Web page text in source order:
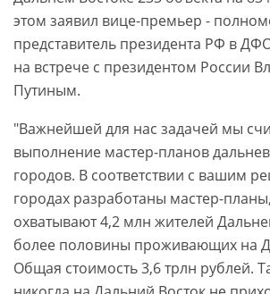
этом заявил вице-премьер -
представитель президента РФ в
на встрече с президентом России
Путиным.
"Важнейшей для нас задачей мы
выполнение мастер-планов
городов. В соответствии с вашим
городах разработаны мастер-
охватывают 4,2 млн жителей
более половины проживающих на
Общая стоимость 3,6 трлн рублей.